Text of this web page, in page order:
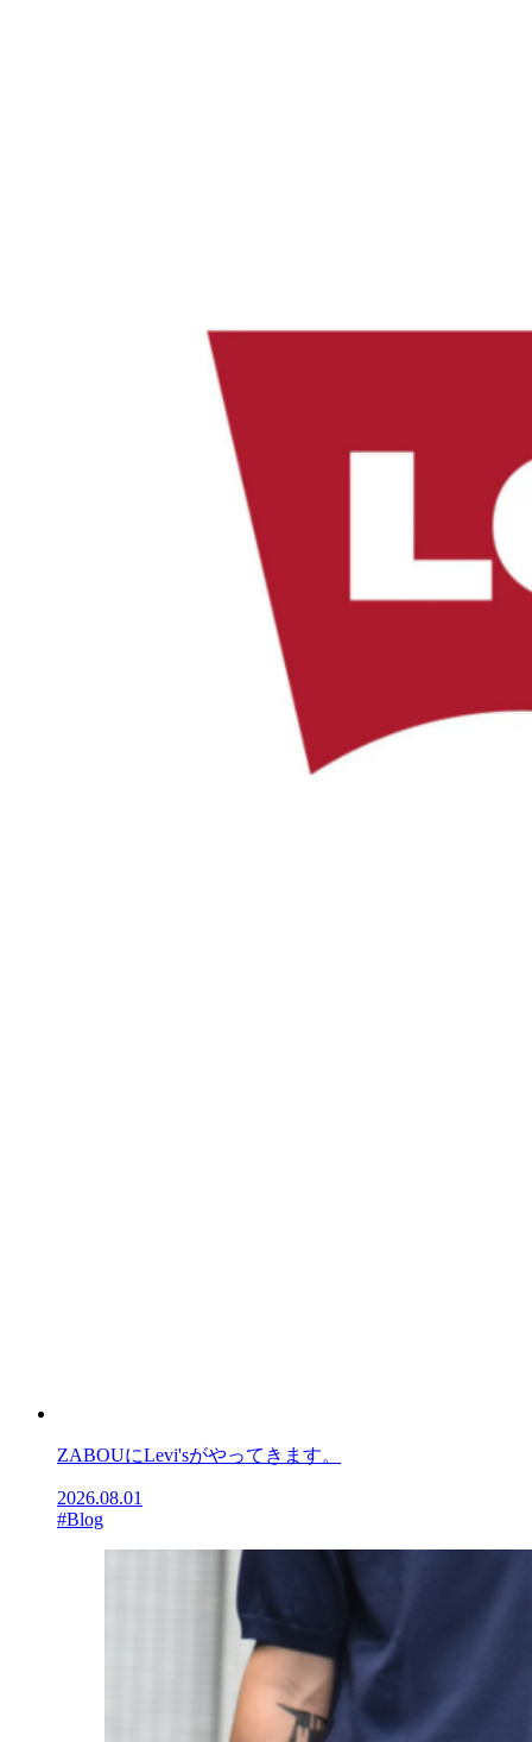
ZABOUにLevi'sがやってきます。
2026.08.01
#Blog